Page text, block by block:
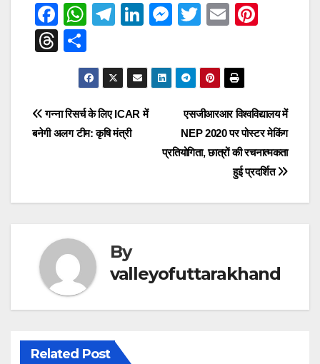
F
a
c
b
o
W
s
A
p
T
gr
a
m
Li
e
dI
M
e
n
g
er
T
er
E
st
T
hr
a
d
h
ar
e
Post
navigation
एसजीआरआर विश्वविद्यालय में
NEP 2020 पर पोस्टर मेकिंग
प्रतियोगिता, छात्रों की रचनात्मकता
हुई प्रदर्शित
गन्ना रिसर्च के लिए ICAR में
बनेगी अलग टीम: कृषि मंत्री
By
valleyofuttarakhand
Related Post